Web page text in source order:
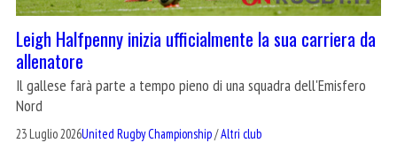
Leigh Halfpenny inizia ufficialmente la sua carriera da
allenatore
Il gallese farà parte a tempo pieno di una squadra dell'Emisfero
Nord
23 Luglio 2026United Rugby Championship/Altri club